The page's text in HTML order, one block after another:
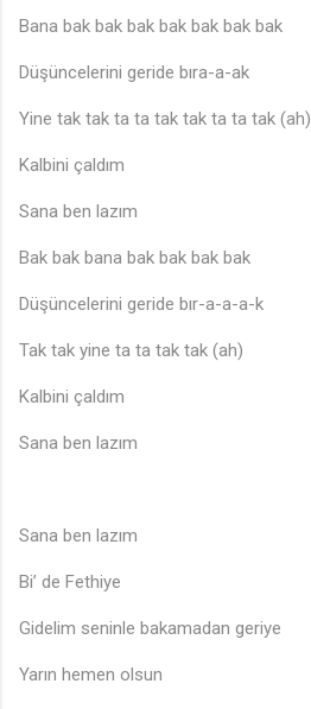
Bana bak bak bak bak bak bak bak
Düşüncelerini geride bıra-a-ak
Yine tak tak ta ta tak tak ta ta tak (ah)
Kalbini çaldım
Sana ben lazım
Bak bak bana bak bak bak bak
Düşüncelerini geride bır-a-a-a-k
Tak tak yine ta ta tak tak (ah)
Kalbini çaldım
Sana ben lazım
Sana ben lazım
Bi’ de Fethiye
Gidelim seninle bakamadan geriye
Yarın hemen olsun